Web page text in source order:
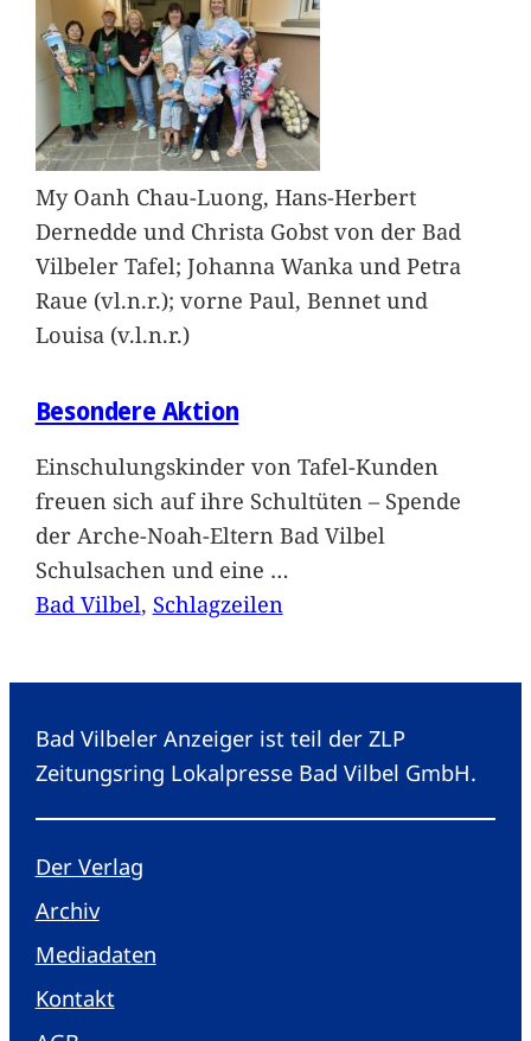
My Oanh Chau-Luong, Hans-Herbert
Dernedde und Christa Gobst von der Bad
Vilbeler Tafel; Johanna Wanka und Petra
Raue (vl.n.r.); vorne Paul, Bennet und
Louisa (v.l.n.r.)
Besondere Aktion
Einschulungskinder von Tafel-Kunden
freuen sich auf ihre Schultüten – Spende
der Arche-Noah-Eltern Bad Vilbel
Schulsachen und eine …
Bad Vilbel, Schlagzeilen
Bad Vilbeler Anzeiger ist teil der ZLP
Zeitungsring Lokalpresse Bad Vilbel GmbH.
Der Verlag
Archiv
Mediadaten
Kontakt